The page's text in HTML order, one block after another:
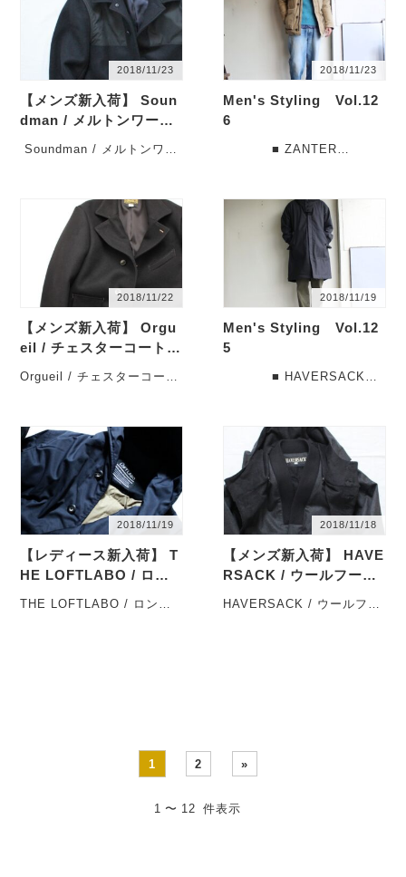
2018/11/23
【メンズ新入荷】 Soun
dman / メルトンワーク
Soundman / メルトンワー
2018/11/23
Men's Styling Vol.12
6
■ ZANTER
・・・
2018/11/22
【メンズ新入荷】 Orgu
eil / チェスターコートの
Orgueil / チェスターコート
が、・・・
2018/11/19
Men's Styling Vol.12
5
■ HAVERSACK
コ・・・
2018/11/19
【レディース新入荷】 T
HE LOFTLABO / ロン
THE LOFTLABO / ロング
2018/11/18
【メンズ新入荷】 HAVE
RSACK / ウールフード
HAVERSACK / ウールフー
1 2 »
1 〜 12 件表示